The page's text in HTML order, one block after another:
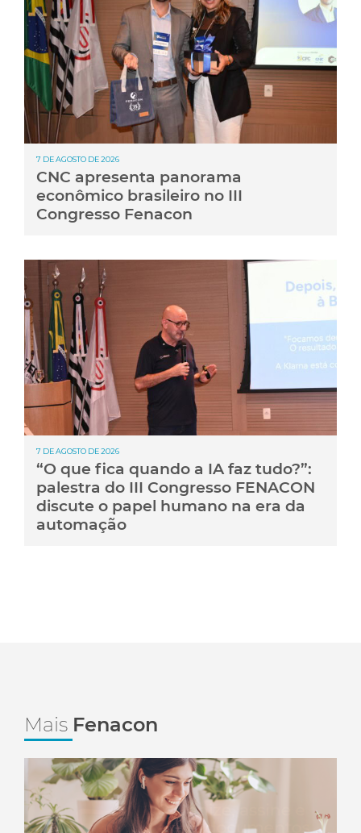
7 DE AGOSTO DE 2026
CNC apresenta panorama
econômico brasileiro no III
Congresso Fenacon
7 DE AGOSTO DE 2026
“O que fica quando a IA faz tudo?”:
palestra do III Congresso FENACON
discute o papel humano na era da
automação
Mais Fenacon